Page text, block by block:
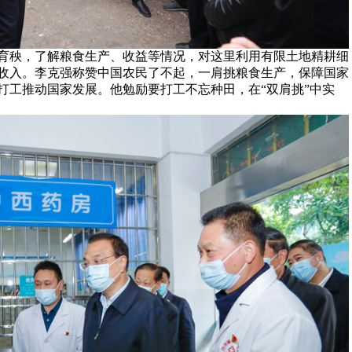
秧，了解粮食生产、收益等情况，对这里利用有限土地精耕细
入。李克强称赞中国农民了不起，一肩挑粮食生产，保障国家
工推动国家发展。他勉励要打工不忘种田，在“双肩挑”中实